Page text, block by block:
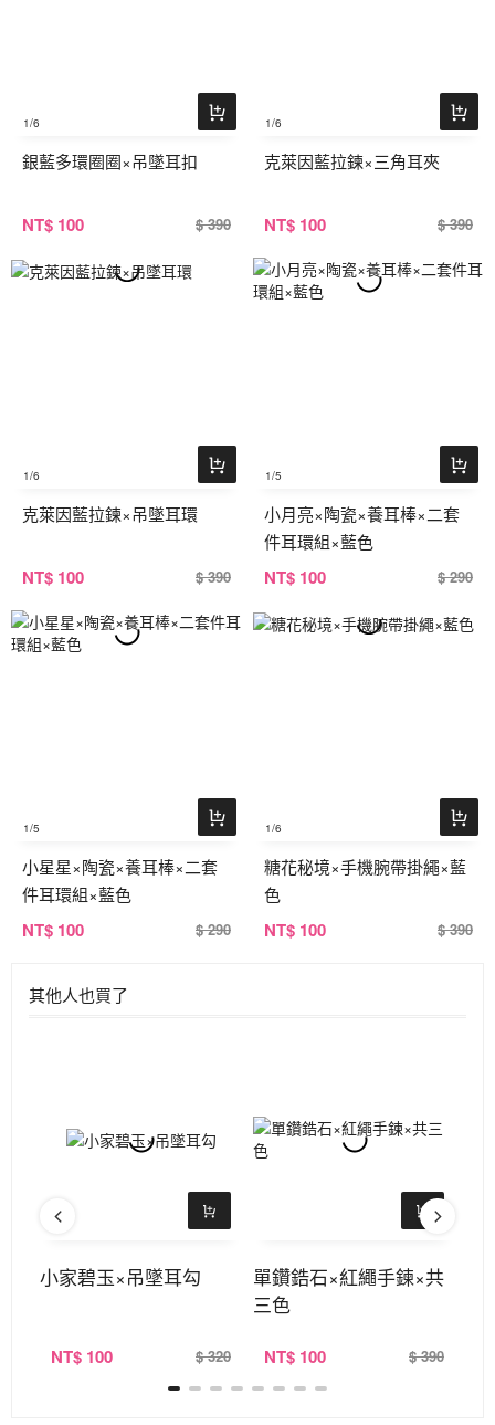
1/6
銀藍多環圈圈×吊墜耳扣
NT$ 100 $ 390
1/6
克萊因藍拉鍊×三角耳夾
NT$ 100 $ 390
1/6
克萊因藍拉鍊×吊墜耳環
NT$ 100 $ 390
1/5
小月亮×陶瓷×養耳棒×二套
件耳環組×藍色
NT$ 100 $ 290
1/5
小星星×陶瓷×養耳棒×二套
件耳環組×藍色
NT$ 100 $ 290
1/6
糖花秘境×手機腕帶掛繩×藍
色
NT$ 100 $ 390
其他人也買了
小家碧玉×吊墜耳勾
NT$ 100 $ 320
單鑽鋯石×紅繩手鍊×共
三色
NT$ 100 $ 390